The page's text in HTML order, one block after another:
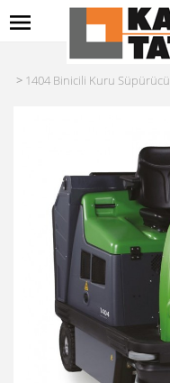
1404 Binicili Kuru Süpürücü